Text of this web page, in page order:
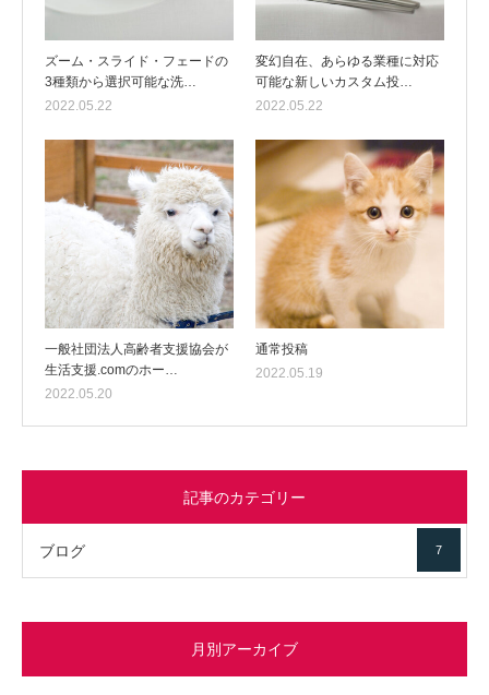
ズーム・スライド・フェードの
3種類から選択可能な洗…
2022.05.22
変幻自在、あらゆる業種に対応
可能な新しいカスタム投…
2022.05.22
一般社団法人高齢者支援協会が
生活支援.comのホー…
2022.05.20
通常投稿
2022.05.19
記事のカテゴリー
ブログ 7
月別アーカイブ